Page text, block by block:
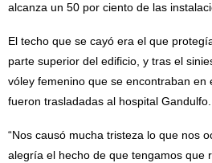
alcanza un 50 por ciento de las
El techo que se cayó era el que
parte superior del edificio, y tras el
vóley femenino que se encontraban en
fueron trasladadas al hospital Gandulfo.
“Nos causó mucha tristeza lo que nos
alegría el hecho de que tengamos que